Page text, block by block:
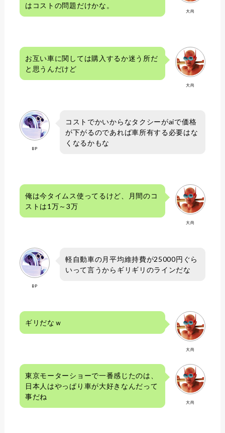
大尚
はコストの問題だけかな。
大尚
お互い車に関しては購入するか迷う所だ
と思うんだけど
BP
コストでかいからなタクシーがaiで価格
が下がるのであれば車所有する必要はな
くなるかもな
大尚
俺は今タイムス使ってるけど、月間のコ
ストは1万～3万
BP
軽自動車の月平均維持費が25000円ぐら
いって言うからギリギリのラインだな
大尚
ギリだなｗ
大尚
東京モーターショーで一番感じたのは、
日本人はやっぱり車が大好きなんだって
事だね